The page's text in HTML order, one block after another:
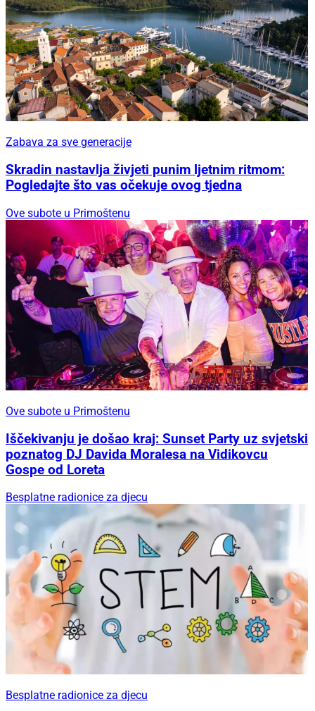
Zabava za sve generacije
Skradin nastavlja živjeti punim ljetnim ritmom:
Pogledajte što vas očekuje ovog tjedna
Ove subote u Primoštenu
Ove subote u Primoštenu
Iščekivanju je došao kraj: Sunset Party uz svjetski
poznatog DJ Davida Moralesa na Vidikovcu
Gospe od Loreta
Besplatne radionice za djecu
Besplatne radionice za djecu